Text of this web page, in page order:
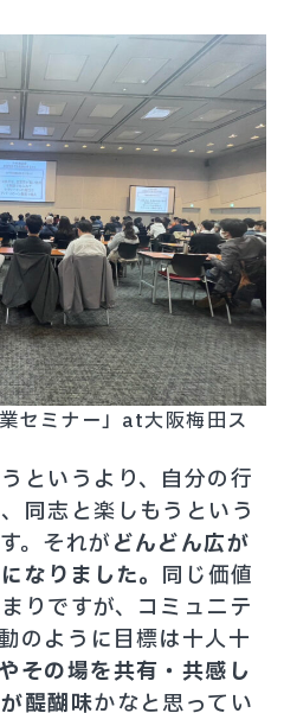
セミナー」at大阪梅田ス
というより、自分の行
同志と楽しもうという
。それがどんどん広が
なりました。 同じ価値
りですが、コミュニテ
のように目標は十人十
その場を共有・共感し
醍醐味かなと思ってい